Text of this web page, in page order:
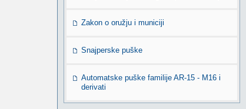
Zakon o oružju i municiji
Snajperske puške
Automatske puške familije AR-15 - M16 i
derivati